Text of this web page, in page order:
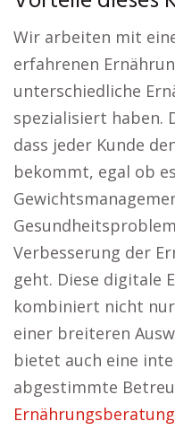
Wir arbeiten mit
erfahrenen
unterschiedliche
spezialisiert haben.
dass jeder Kunde
bekommt, egal ob
Verbesserung der
geht. Diese digitale
kombiniert nicht
einer breiteren
bietet auch eine
abgestimmte